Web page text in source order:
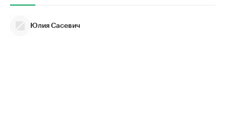
Юлия Сасевич